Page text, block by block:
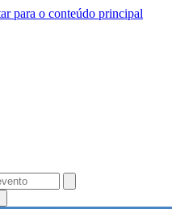
para o conteúdo principal